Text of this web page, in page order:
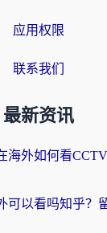
应用权限
联系我们
最新资讯